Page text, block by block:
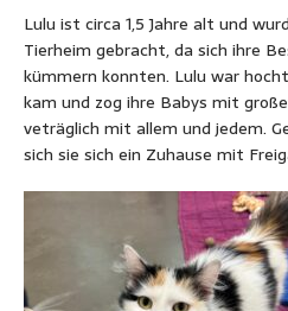
Lulu ist circa 1,5 Jahre alt und
Tierheim gebracht, da sich ihre
kümmern konnten. Lulu war
kam und zog ihre Babys mit
veträglich mit allem und jedem.
sich sie sich ein Zuhause mit